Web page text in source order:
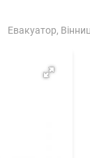
Евакуатор,